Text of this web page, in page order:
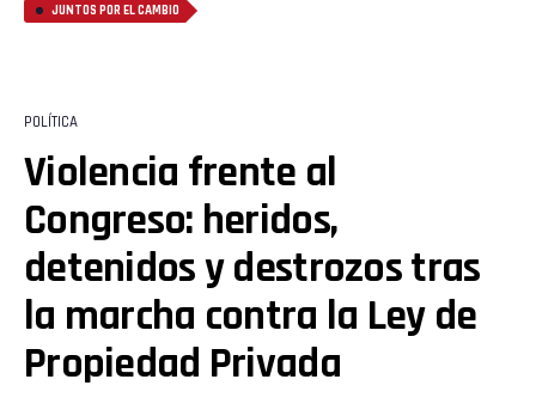
JUNTOS POR EL CAMBIO
POLÍTICA
Violencia frente al
Congreso: heridos,
detenidos y destrozos tras
la marcha contra la Ley de
Propiedad Privada